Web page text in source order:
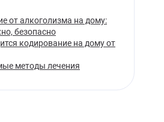
от алкоголизма на дому:
безопасно
кодирование на дому от
методы лечения